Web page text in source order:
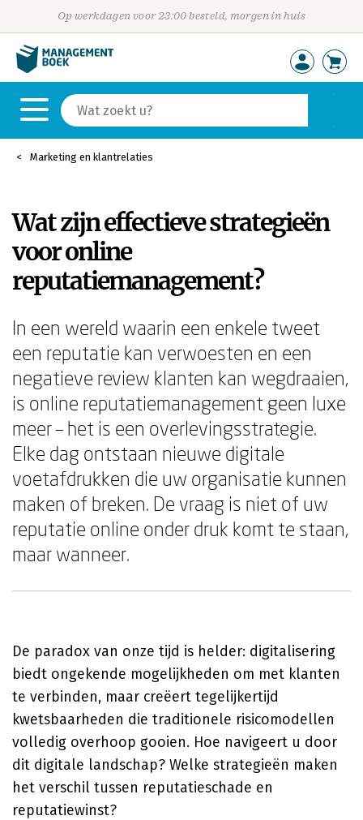
Op werkdagen voor 23:00 besteld, morgen in huis
Marketing en klantrelaties
Wat zijn effectieve strategieën
voor online
reputatiemanagement?
In een wereld waarin een enkele tweet
een reputatie kan verwoesten en een
negatieve review klanten kan wegdraaien,
is online reputatiemanagement geen luxe
meer – het is een overlevingsstrategie.
Elke dag ontstaan nieuwe digitale
voetafdrukken die uw organisatie kunnen
maken of breken. De vraag is niet of uw
reputatie online onder druk komt te staan,
maar wanneer.
De paradox van onze tijd is helder: digitalisering
biedt ongekende mogelijkheden om met klanten
te verbinden, maar creëert tegelijkertijd
kwetsbaarheden die traditionele risicomodellen
volledig overhoop gooien. Hoe navigeert u door
dit digitale landschap? Welke strategieën maken
het verschil tussen reputatieschade en
reputatiewinst?